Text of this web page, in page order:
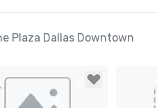
Plaza Dallas Downtown